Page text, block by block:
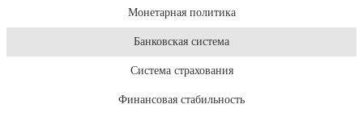
Монетарная политика
Банковская система
Система страхования
Финансовая стабильность